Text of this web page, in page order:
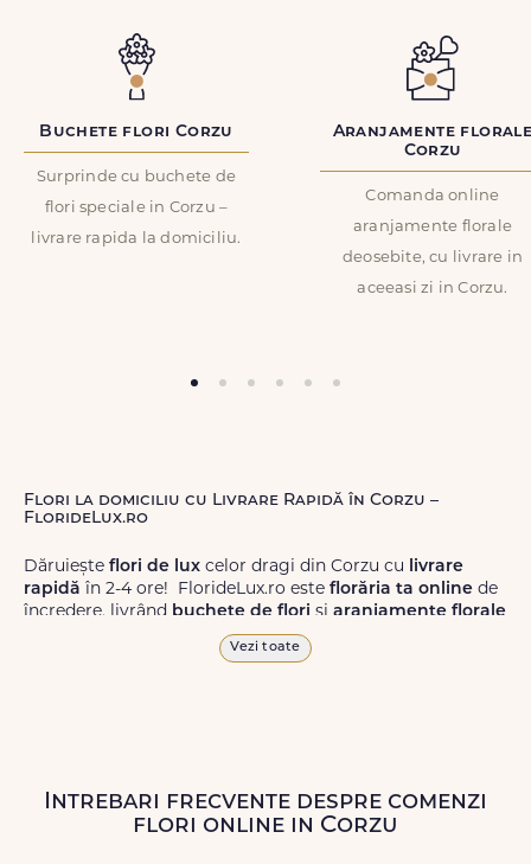
Buchete flori Corzu
Surprinde cu buchete de
flori speciale in Corzu –
livrare rapida la domiciliu.
Aranjamente
Corzu
Comanda online
aranjamente florale
deosebite, cu livrare in
aceeasi zi in Corzu.
Flori la domiciliu cu Livrare Rapidă în Corzu –
FlorideLux.ro
Dăruiește flori de lux celor dragi din Corzu cu livrare
rapidă în 2-4 ore! FlorideLux.ro este florăria ta online de
încredere, livrând buchete de flori și aranjamente florale
de calitate superioară în Corzu și în toată România.
Livrăm buchete de florichiar și în weekend, pentru ca tu
să poți adresa un gest frumos atunci când ai nevoie.
Vezi toate
Intrebari frecvente despre comenzi
flori online in Corzu